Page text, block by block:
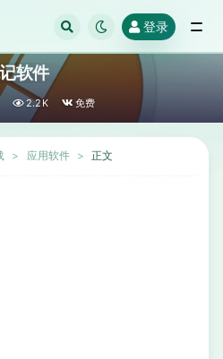
登录
软件
2.2K 免费
应用软件 正文